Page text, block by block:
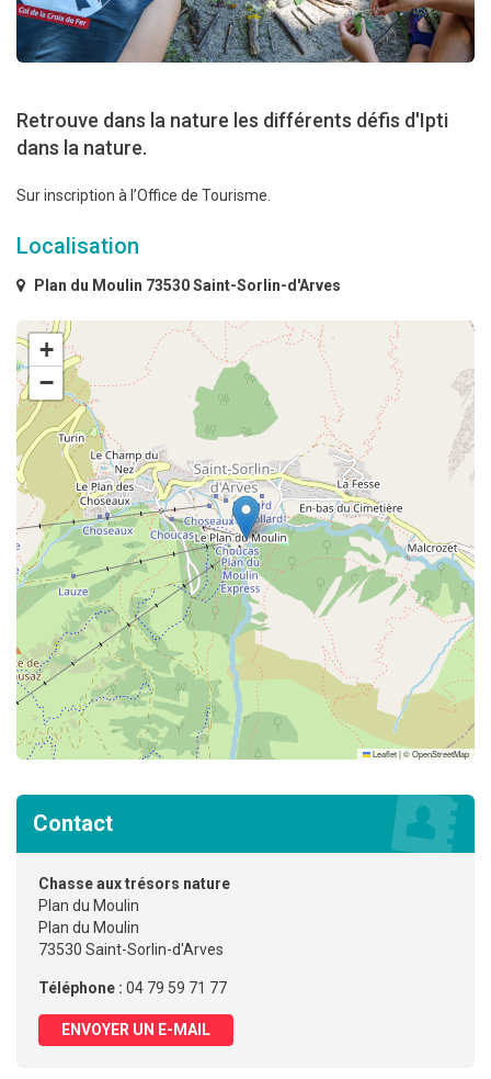
Retrouve dans la nature les différents défis d'Ipti
dans la nature.
Sur inscription à l’Office de Tourisme.
Localisation
Plan du Moulin 73530 Saint-Sorlin-d'Arves
+
−
Leaflet|©OpenStreetMap
Contact
Chasse aux trésors nature
Plan du Moulin
Plan du Moulin
73530 Saint-Sorlin-d'Arves
Téléphone : 04 79 59 71 77
ENVOYER UN E-MAIL